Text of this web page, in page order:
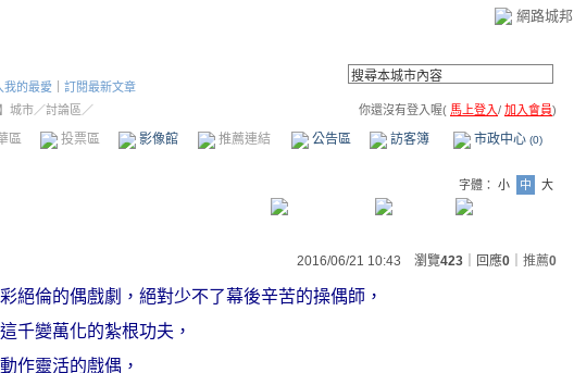
網路城邦
我的最愛
訂閱最新文章
城市／討論區／ 你還沒有登入喔( 馬上登入/ 加入會員)
區 投票區 影像館 推薦連結 公告區 訪客簿 市政中心 (0)
字體： 小 中 大
2016/06/21 10:43 瀏覽423 ｜回應0 推薦0
絕倫的偶戲劇，絕對少不了幕後辛苦的操偶師，
千變萬化的紮根功夫，
作靈活的戲偶，